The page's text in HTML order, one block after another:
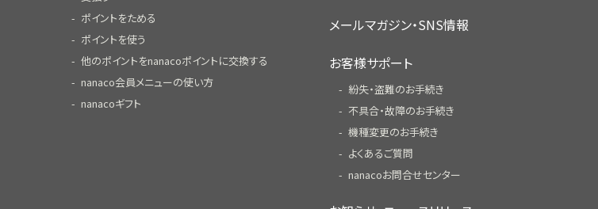
ポイントをためる
ポイントを使う
他のポイントをnanacoポイントに交換する
nanaco会員メニューの使い方
nanacoギフト
メールマガジン・SNS情報
お客様サポート
紛失・盗難のお手続き
不具合・故障のお手続き
機種変更のお手続き
よくあるご質問
nanacoお問合せセンター